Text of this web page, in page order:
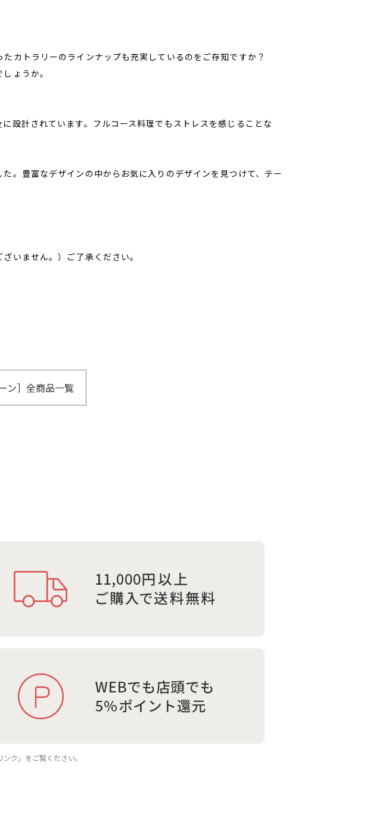
カトラリーのラインナップも充実しているのをご存知ですか？
ょうか。
設計されています。フルコース料理でもストレスを感じることな
。豊富なデザインの中からお気に入りのデザインを見つけて、テー
いません。）ご了承ください。
ン］全商品一覧
ク」をご覧ください。